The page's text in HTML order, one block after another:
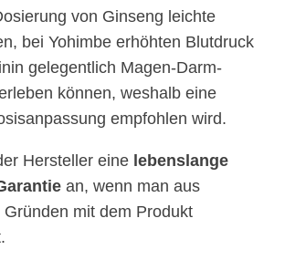
von Ginseng leichte
bei Yohimbe erhöhten Blutdruck
gelegentlich Magen-Darm-
können, weshalb eine
empfohlen wird.
Hersteller eine lebenslange
an, wenn man aus
mit dem Produkt